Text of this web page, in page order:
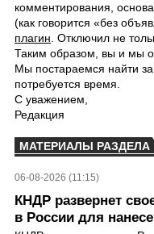
комментирования,
(как говорится «без
плагин . Отключил не
Таким образом, вы и мы
Мы постараемся найти
потребуется время.
С уважением,
Редакция
МАТЕРИАЛЫ РАЗДЕЛА
06-08-2026 (11:15)
КНДР развернет
в России для